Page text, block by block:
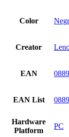
Color
Creator
EAN
EAN List
Hardware
Platform
PC